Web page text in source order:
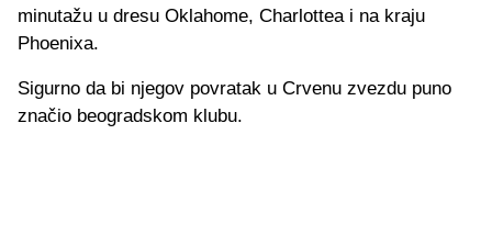
minutažu u dresu Oklahome, Charlottea i na kraju
Phoenixa.
Sigurno da bi njegov povratak u Crvenu zvezdu puno
značio beogradskom klubu.